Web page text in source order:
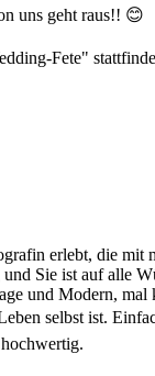
uns geht raus!! 😊
Fete"
erlebt, die mit
Sie ist auf alle
und Modern, mal
selbst ist.